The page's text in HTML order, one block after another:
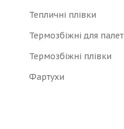
Тепличні плівки
Термозбіжні для палет
Термозбіжні плівки
Фартухи